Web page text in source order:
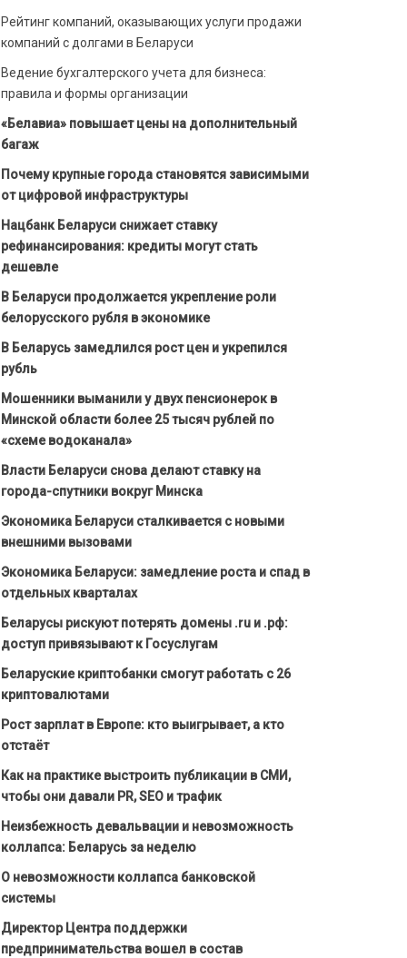
Рейтинг компаний, оказывающих услуги продажи
компаний с долгами в Беларуси
Ведение бухгалтерского учета для бизнеса:
правила и формы организации
«Белавиа» повышает цены на дополнительный
багаж
Почему крупные города становятся зависимыми
от цифровой инфраструктуры
Нацбанк Беларуси снижает ставку
рефинансирования: кредиты могут стать
дешевле
В Беларуси продолжается укрепление роли
белорусского рубля в экономике
В Беларусь замедлился рост цен и укрепился
рубль
Мошенники выманили у двух пенсионерок в
Минской области более 25 тысяч рублей по
«схеме водоканала»
Власти Беларуси снова делают ставку на
города-спутники вокруг Минска
Экономика Беларуси сталкивается с новыми
внешними вызовами
Экономика Беларуси: замедление роста и спад в
отдельных кварталах
Беларусы рискуют потерять домены .ru и .рф:
доступ привязывают к Госуслугам
Беларуские криптобанки смогут работать с 26
криптовалютами
Рост зарплат в Европе: кто выигрывает, а кто
отстаёт
Как на практике выстроить публикации в СМИ,
чтобы они давали PR, SEO и трафик
Неизбежность девальвации и невозможность
коллапса: Беларусь за неделю
О невозможности коллапса банковской
системы
Директор Центра поддержки
предпринимательства вошел в состав